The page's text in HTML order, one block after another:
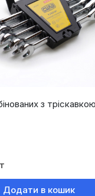
з
Додати в кошик